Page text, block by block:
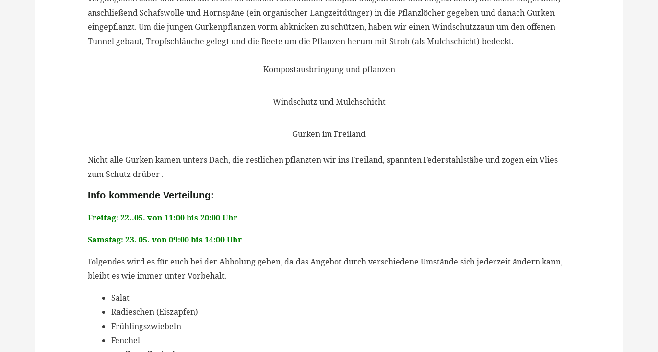
anschließend Schafswolle und Hornspäne (ein organischer Langzeitdünger) in die Pflanzlöcher gegeben und danach Gurken
eingepflanzt. Um die jungen Gurkenpflanzen vorm abknicken zu schützen, haben wir einen Windschutzzaun um den offenen
Tunnel gebaut, Tropfschläuche gelegt und die Beete um die Pflanzen herum mit Stroh (als Mulchschicht) bedeckt.
Kompostausbringung und pflanzen
Windschutz und Mulchschicht
Gurken im Freiland
Nicht alle Gurken kamen unters Dach, die restlichen pflanzten wir ins Freiland, spannten Federstahlstäbe und zogen ein Vlies
zum Schutz drüber .
Info kommende Verteilung:
Freitag: 22..05. von 11:00 bis 20:00 Uhr
Samstag: 23. 05. von 09:00 bis 14:00 Uhr
Folgendes wird es für euch bei der Abholung geben, da das Angebot durch verschiedene Umstände sich jederzeit ändern kann,
bleibt es wie immer unter Vorbehalt.
Salat
Radieschen (Eiszapfen)
Frühlingszwiebeln
Fenchel